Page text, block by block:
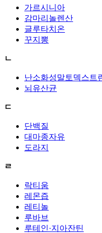
가르시니아
감마리놀렌산
글루타치온
꾸지뽕
ㄴ
난소화성말토덱스트
뇌유산균
ㄷ
단백질
대마종자유
도라지
ㄹ
락티움
레몬즙
레티놀
루바브
루테인·지아잔틴